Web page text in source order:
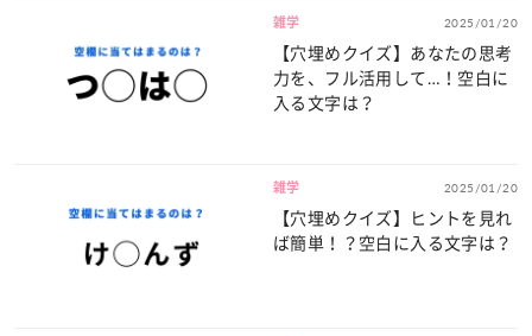
雑学 2025/01/20
【穴埋めクイズ】あなたの思考
力を、フル活用して…！空白に
入る文字は？
雑学 2025/01/20
【穴埋めクイズ】ヒントを見れ
ば簡単！？空白に入る文字は？